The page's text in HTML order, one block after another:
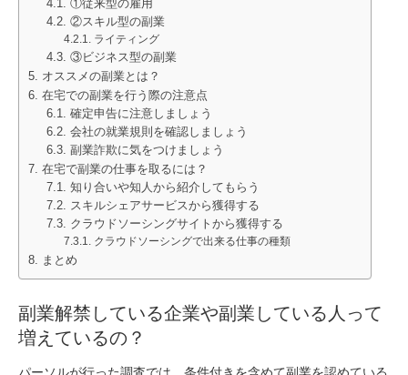
①従来型の雇用
②スキル型の副業
ライティング
③ビジネス型の副業
オススメの副業とは？
在宅での副業を行う際の注意点
確定申告に注意しましょう
会社の就業規則を確認しましょう
副業詐欺に気をつけましょう
在宅で副業の仕事を取るには？
知り合いや知人から紹介してもらう
スキルシェアサービスから獲得する
クラウドソーシングサイトから獲得する
クラウドソーシングで出来る仕事の種類
まとめ
副業解禁している企業や副業している人って
増えているの？
パーソルが行った調査では、条件付きを含めて副業を認めている